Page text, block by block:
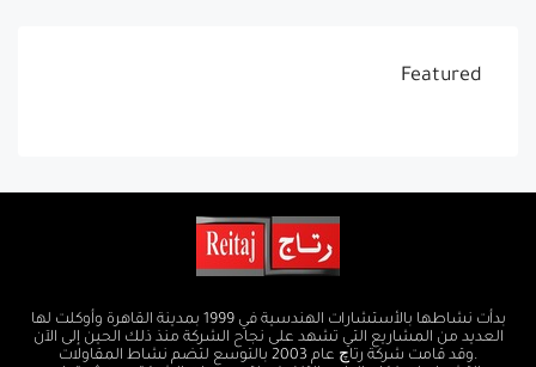
Featured
بدأت نشاطها بالأستشارات الهندسية في 1999 بمدينة القاهرة وأوكلت لها
العديد من المشاريع التي تشهد على نجاح الشركة منذ ذلك الحين إلى الآن
.وقد قامت شركة رتاچ عام 2003 بالتوسع لتضم نشاط المقاولات